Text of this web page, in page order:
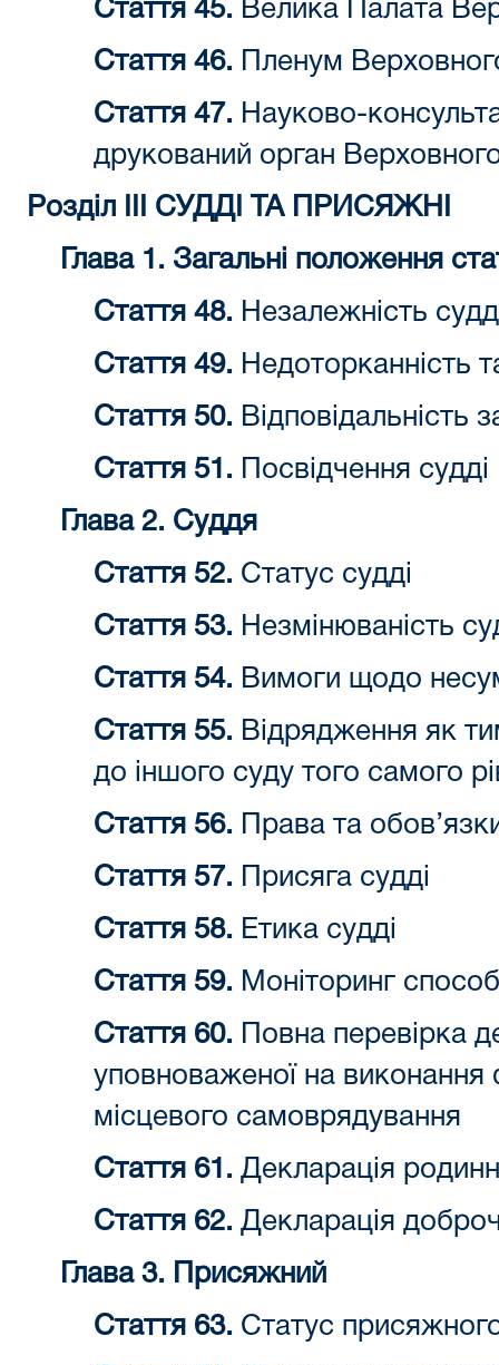
Стаття 45. Велика Палата
Стаття 46. Пленум
Стаття 47. Науково-
друкований орган
Розділ III СУДДІ ТА ПРИСЯЖНІ
Глава 1. Загальні положення
Стаття 48. Незалежність
Стаття 49. Недоторканність
Стаття 50. Відповідальність
Стаття 51. Посвідчення судді
Глава 2. Суддя
Стаття 52. Статус судді
Стаття 53. Незмінюваність
Стаття 54. Вимоги щодо
Стаття 55. Відрядження як
до іншого суду того самого
Стаття 56. Права та
Стаття 57. Присяга судді
Стаття 58. Етика судді
Стаття 59. Моніторинг
Стаття 60. Повна перевірка
уповноваженої на
місцевого самоврядування
Стаття 61. Декларація
Стаття 62. Декларація
Глава 3. Присяжний
Стаття 63. Статус